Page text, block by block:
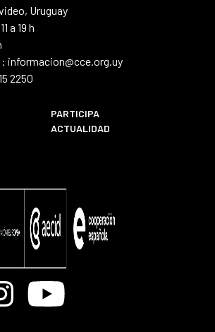
Uruguay
a 19 h
informacion@cce.org.uy
2250
PARTICIPA
ACTUALIDAD
Youtube